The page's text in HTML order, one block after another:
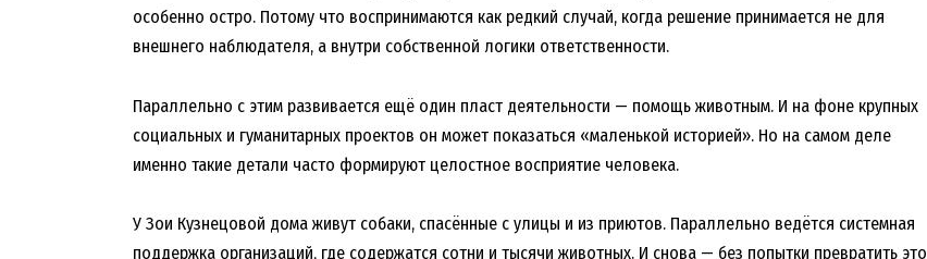
особенно остро. Потому что воспринимаются как редкий случай, когда решение принимается не для
внешнего наблюдателя, а внутри собственной логики ответственности.
Параллельно с этим развивается ещё один пласт деятельности — помощь животным. И на фоне крупных
социальных и гуманитарных проектов он может показаться «маленькой историей». Но на самом деле
именно такие детали часто формируют целостное восприятие человека.
У Зои Кузнецовой дома живут собаки, спасённые с улицы и из приютов. Параллельно ведётся системная
поддержка организаций, где содержатся сотни и тысячи животных. И снова — без попытки превратить это